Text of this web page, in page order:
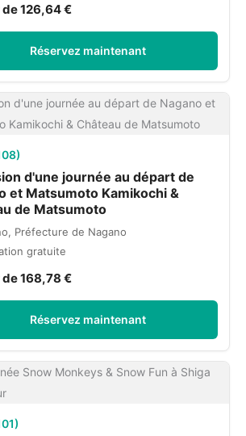
126,64 €
Réservez maintenant
d'une journée au départ de
et Matsumoto Kamikochi &
de Matsumoto
Préfecture de Nagano
gratuite
168,78 €
Réservez maintenant